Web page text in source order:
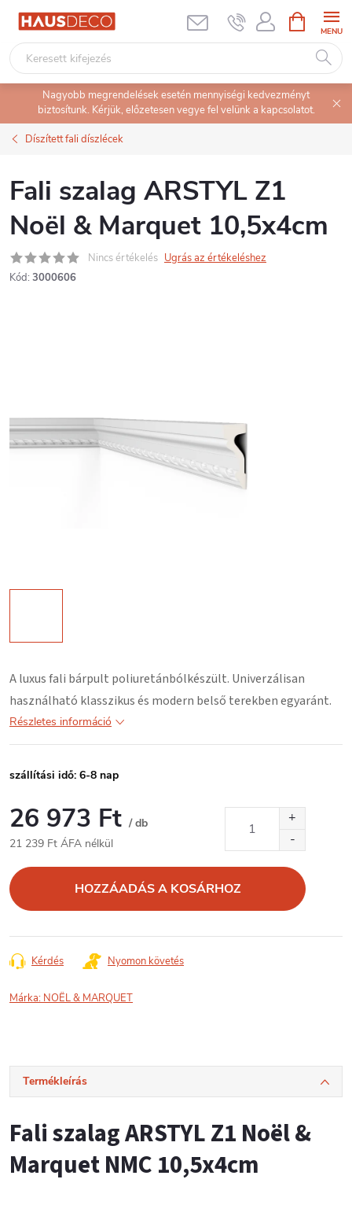
Ugrás
tartalomhoz
KOSÁR
Nagyobb megrendelések esetén mennyiségi kedvezményt
biztosítunk. Kérjük, előzetesen vegye fel velünk a kapcsolatot.
Díszített fali díszlécek
Fali szalag ARSTYL Z1
Noël & Marquet 10,5x4cm
Nincs értékelés Ugrás az értékeléshez
Kód: 3000606
A luxus fali bárpult poliuretánbólkészült. Univerzálisan
használható klasszikus és modern belső terekben egyaránt.
Részletes információ
szállítási idő: 6-8 nap
26 973 Ft / db
21 239 Ft ÁFA nélkül
HOZZÁADÁS A KOSÁRHOZ
Kérdés Nyomon követés
Márka: NOËL & MARQUET
Termékleírás
Fali szalag ARSTYL Z1 Noël &
Marquet NMC 10,5x4cm